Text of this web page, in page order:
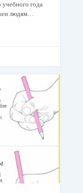
учебного года
людям…